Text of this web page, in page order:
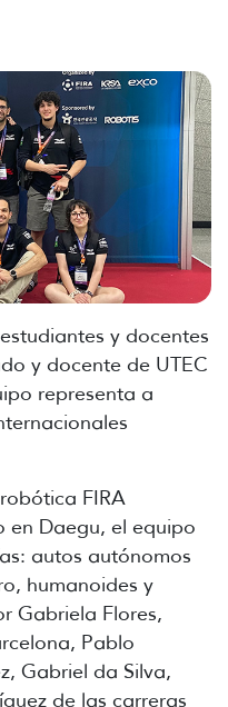
y docentes
y docente de UTEC
representa a
FIRA
en Daegu, el equipo
autos autónomos
humanoides y
Gabriela Flores,
Pablo
Gabriel da Silva,
de las carreras